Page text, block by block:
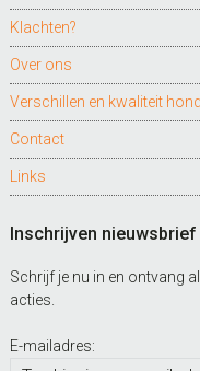
Klachten?
Over ons
Verschillen en kwaliteit
Contact
Links
Inschrijven nieuwsbrief
Schrijf je nu in en ontvang
acties.
E-mailadres: